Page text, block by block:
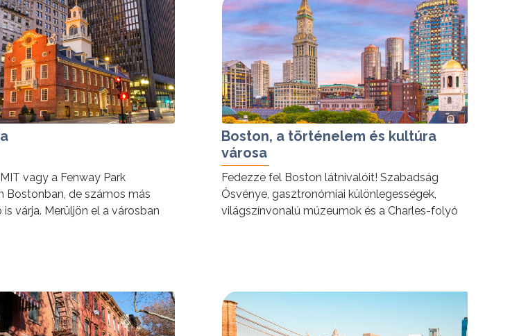
vagy a Fenway Park
Bostonban, de számos más
várja. Merüljön el a városban
Boston, a történelem és kultúra
városa
Fedezze fel Boston látnivalóit! Szabadság
Ösvénye, gasztronómiai különlegességek,
világszínvonalú múzeumok és a Charles-folyó